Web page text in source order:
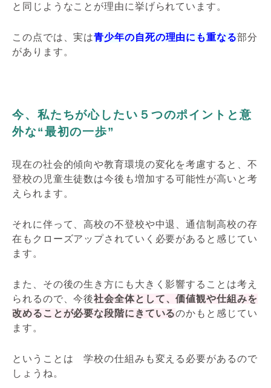
と同じようなことが理由に挙げられています。
この点では、実は青少年の自死の理由にも重なる部分
があります。
今、私たちが心したい５つのポイントと意
外な“最初の一歩”
現在の社会的傾向や教育環境の変化を考慮すると、不
登校の児童生徒数は今後も増加する可能性が高いと考
えられます。
それに伴って、高校の不登校や中退、通信制高校の存
在もクローズアップされていく必要があると感じてい
ます。
また、その後の生き方にも大きく影響することは考え
られるので、今後社会全体として、価値観や仕組みを
改めることが必要な段階にきているのかもと感じてい
ます。
ということは 学校の仕組みも変える必要があるので
しょうね。